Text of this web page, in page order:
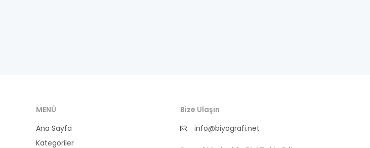
MENÜ
Ana Sayfa
Kategoriler
Bize Ulaşın
info@biyografi.net